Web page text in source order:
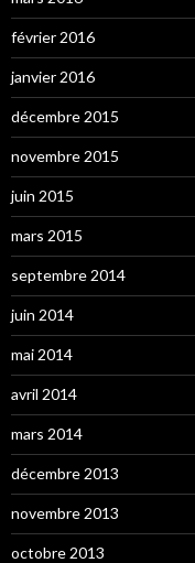
février 2016
janvier 2016
décembre 2015
novembre 2015
juin 2015
mars 2015
septembre 2014
juin 2014
mai 2014
avril 2014
mars 2014
décembre 2013
novembre 2013
octobre 2013